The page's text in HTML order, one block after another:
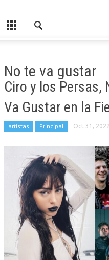
No te va gustar
Ciro y los Persas,
Va Gustar en la
artistas Principal Oct 31, 2022